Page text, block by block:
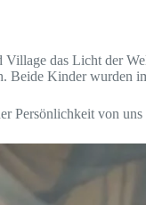
das Licht der
Beide Kinder wurden
Persönlichkeit von uns